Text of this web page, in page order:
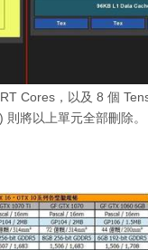
Cores，以及 8 個
將以上單元全部刪除。